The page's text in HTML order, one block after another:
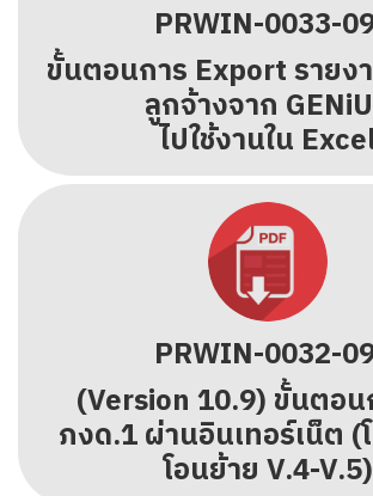
PRWIN-0033-
ขั้นตอนการ Export รายง
ลูกจ้างจาก
ไปใช้งานใน
PRWIN-0032-
(Version 10.9) ขั้นตอน
ภงด.1 ผ่านอินเทอร์เน็ต (
โอนย้าย V.4-V.5)